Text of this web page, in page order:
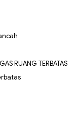
RUANG TERBATAS